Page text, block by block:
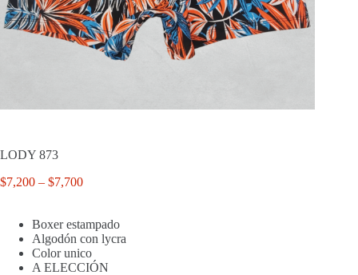
LODY 873
$7,200 – $7,700Price
through
$7,700
Boxer estampado
Algodón con lycra
Color unico
A ELECCIÓN